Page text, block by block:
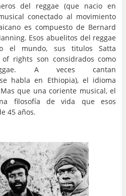
del reggae (que nacio en
conectado al movimiento
es compuesto de Bernard
Esos abuelitos del reggae
el mundo, sus titulos Satta
of rights son considrados como
A veces cantan
habla en Ethiopia), el idioma
que una coriente musical, el
filosofía de vida que esos
45 años.